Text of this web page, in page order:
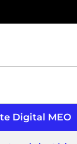
Digital MEO